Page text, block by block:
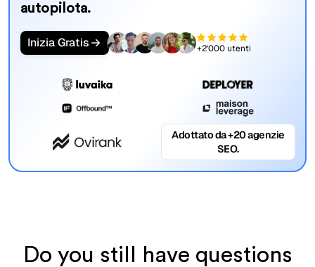
autopilota.
Inizia Gratis +2'000 utenti
Adottato da +20 agenzie
SEO.
Do you still have questions